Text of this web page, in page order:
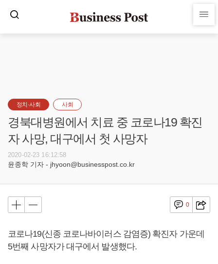
정치·사회 사회
경북대병원에서 치료 중 코로나19 확진
자 사망, 대구에서 첫 사망자
2020-02-23 16:12:58
윤종학 기자 - jhyoon@businesspost.co.kr
0
코로나19(신종 코로나바이러스 감염증) 확진자 가운데
5번째 사망자가 대구에서 발생했다.